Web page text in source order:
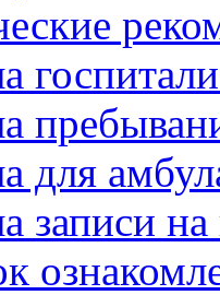
для
записи